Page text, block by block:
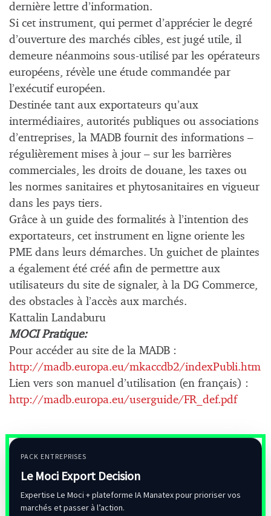
dernière lettre d’information.
Si cet instrument, qui permet d’apprécier le degré
d’ouverture des marchés cibles, est jugé utile, il
demeure néanmoins sous-utilisé par les opérateurs
européens, révèle une étude commandée par
l’exécutif européen.
Destinée tant aux exportateurs qu’aux
intermédiaires, autorités publiques ou associations
d’entreprises, la MADB fournit des informations –
régulièrement mises à jour – sur les barrières
commerciales, les droits de douane, les taxes ou
les normes sanitaires et phytosanitaires en vigueur
dans les pays tiers.
Grâce à un guide des formalités à l’intention des
exportateurs, cet instrument en ligne oriente les
PME dans leurs démarches. Un guichet de plaintes
a également été créé afin de permettre aux
utilisateurs du site de signaler, à la DG Commerce,
des obstacles à l’accès aux marchés.
Kattalin Landaburu
MOCI Pratique:
Pour accéder au site de la MADB :
http://madb.europa.eu/mkaccdb2/indexPubli.htm
Lien vers son manuel d’utilisation (en français) :
http://madb.europa.eu/userguide/FR_def.pdf
PACK ENTREPRISES
Le Moci Export Decision
Expertise Le Moci + plateforme IA Manatex pour prioriser vos
marchés et passer à l’action.